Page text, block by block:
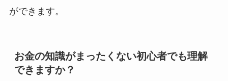
ができます。
お金の知識がまったくない初心者でも理解
できますか？